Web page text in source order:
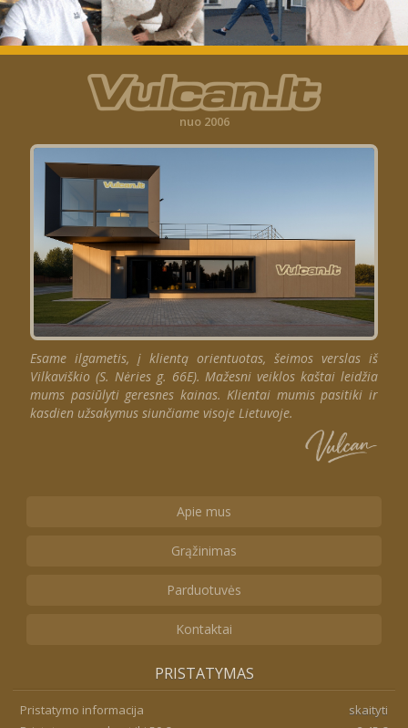
nuo 2006
Esame ilgametis, į klientą orientuotas, šeimos verslas iš
Vilkaviškio (S. Nėries g. 66E). Mažesni veiklos kaštai leidžia
mums pasiūlyti geresnes kainas. Klientai mumis pasitiki ir
kasdien užsakymus siunčiame visoje Lietuvoje.
Apie mus
Grąžinimas
Parduotuvės
Kontaktai
PRISTATYMAS
Pristatymo informacija
skaityti